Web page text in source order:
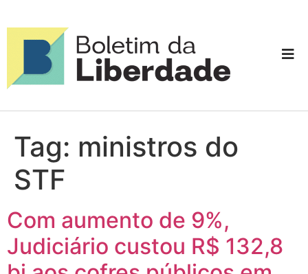
Tag: ministros do
STF
Com aumento de 9%,
Judiciário custou R$ 132,8